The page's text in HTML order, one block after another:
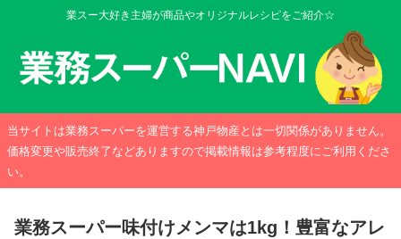
業スー大好き主婦が商品やオリジナルレシピをご紹介☆
当サイトは業務スーパーを運営する神戸物産とは一切関係がありません。
価格変更や販売終了などありますので掲載情報は参考程度にご利用くださ
い。
業務スーパー味付けメンマは1kg！豊富なアレ